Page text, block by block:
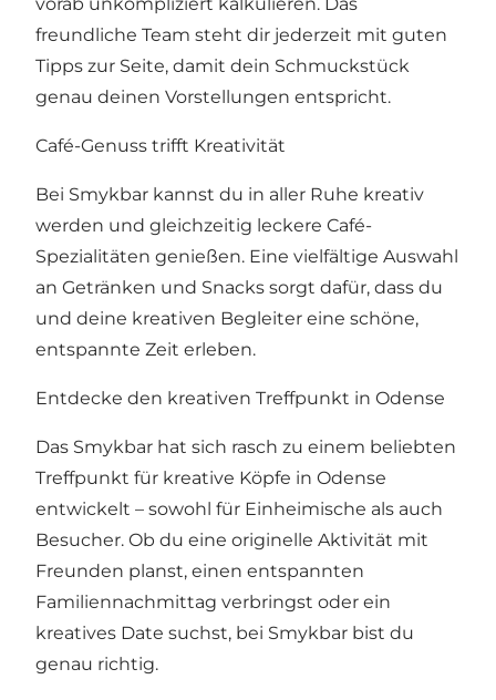
freundliche Team steht dir jederzeit mit guten
Tipps zur Seite, damit dein Schmuckstück
genau deinen Vorstellungen entspricht.
Café-Genuss trifft Kreativität
Bei Smykbar kannst du in aller Ruhe kreativ
werden und gleichzeitig leckere Café-
Spezialitäten genießen. Eine vielfältige Auswahl
an Getränken und Snacks sorgt dafür, dass du
und deine kreativen Begleiter eine schöne,
entspannte Zeit erleben.
Entdecke den kreativen Treffpunkt in Odense
Das Smykbar hat sich rasch zu einem beliebten
Treffpunkt für kreative Köpfe in Odense
entwickelt – sowohl für Einheimische als auch
Besucher. Ob du eine originelle Aktivität mit
Freunden planst, einen entspannten
Familiennachmittag verbringst oder ein
kreatives Date suchst, bei Smykbar bist du
genau richtig.